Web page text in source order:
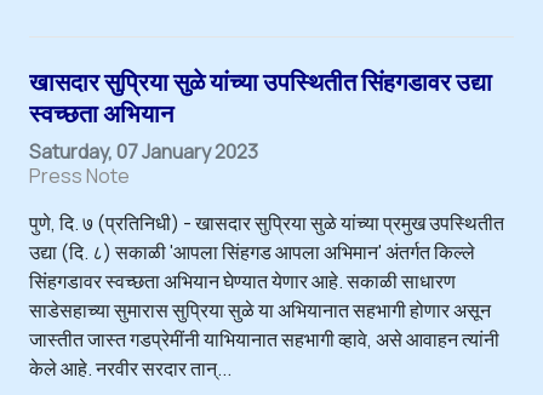
खासदार सुप्रिया सुळे यांच्या उपस्थितीत सिंहगडावर उद्या
स्वच्छता अभियान
Saturday, 07 January 2023
Press Note
पुणे, दि. ७ (प्रतिनिधी) - खासदार सुप्रिया सुळे यांच्या प्रमुख उपस्थितीत
उद्या (दि. ८) सकाळी 'आपला सिंहगड आपला अभिमान' अंतर्गत किल्ले
सिंहगडावर स्वच्छता अभियान घेण्यात येणार आहे. सकाळी साधारण
साडेसहाच्या सुमारास सुप्रिया सुळे या अभियानात सहभागी होणार असून
जास्तीत जास्त गडप्रेमींनी याभियानात सहभागी व्हावे, असे आवाहन त्यांनी
केले आहे. नरवीर सरदार तान्...